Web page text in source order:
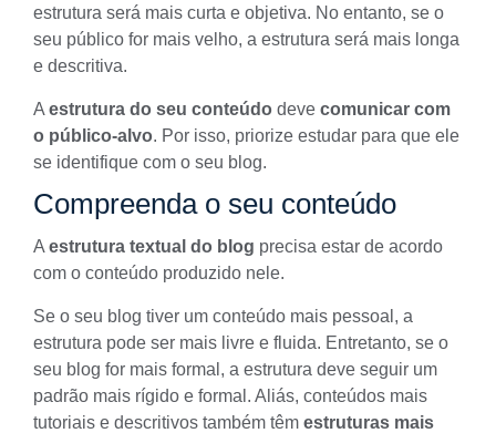
estrutura será mais curta e objetiva. No entanto, se o
seu público for mais velho, a estrutura será mais longa
e descritiva.
A estrutura do seu conteúdo deve comunicar com
o público-alvo. Por isso, priorize estudar para que ele
se identifique com o seu blog.
Compreenda o seu conteúdo
A estrutura textual do blog precisa estar de acordo
com o conteúdo produzido nele.
Se o seu blog tiver um conteúdo mais pessoal, a
estrutura pode ser mais livre e fluida. Entretanto, se o
seu blog for mais formal, a estrutura deve seguir um
padrão mais rígido e formal. Aliás, conteúdos mais
tutoriais e descritivos também têm estruturas mais